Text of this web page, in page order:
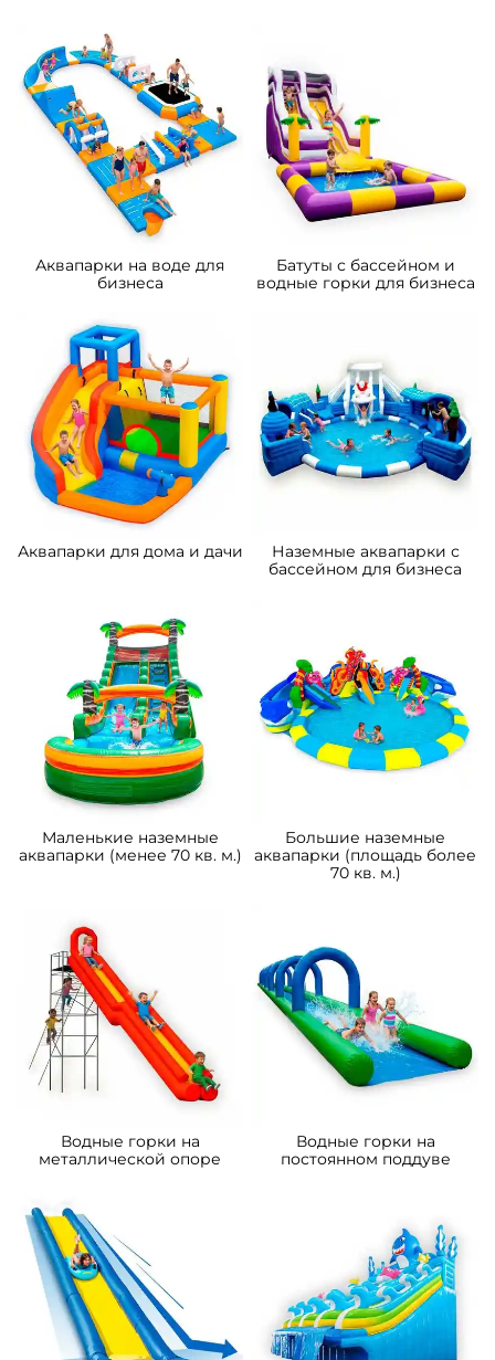
Аквапарки на воде для
бизнеса
Батуты с бассейном и
водные горки для бизнеса
Аквапарки для дома и дачи
Наземные аквапарки с
бассейном для бизнеса
Маленькие наземные
аквапарки (менее 70 кв. м.)
Большие наземные
аквапарки (площадь более
70 кв. м.)
Водные горки на
металлической опоре
Водные горки на
постоянном поддуве